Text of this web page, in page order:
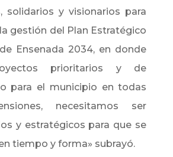
solidarios y visionarios para
gestión del Plan Estratégico
Ensenada 2034, en donde
prioritarios y de
para el municipio en todas
necesitamos ser
y estratégicos para que se
tiempo y forma» subrayó.